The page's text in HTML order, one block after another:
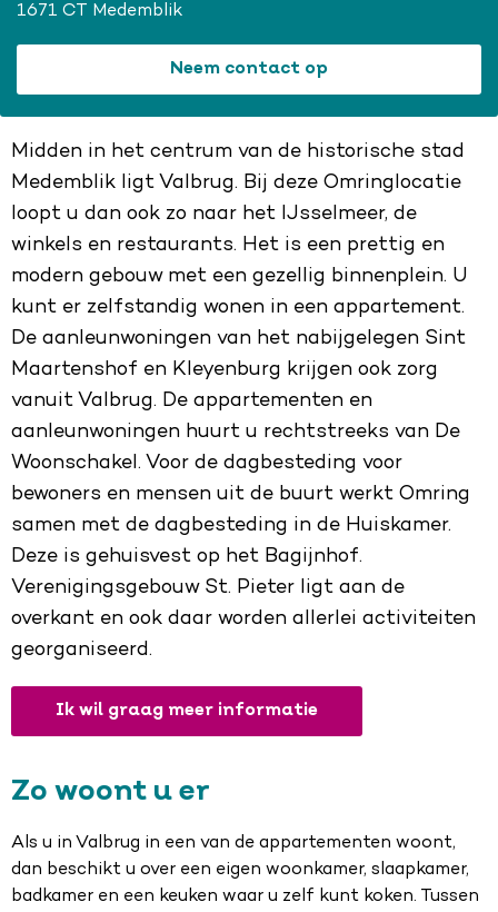
1671 CT Medemblik
Neem contact op
Midden in het centrum van de historische stad
Medemblik ligt Valbrug. Bij deze Omringlocatie
loopt u dan ook zo naar het IJsselmeer, de
winkels en restaurants. Het is een prettig en
modern gebouw met een gezellig binnenplein. U
kunt er zelfstandig wonen in een appartement.
De aanleunwoningen van het nabijgelegen Sint
Maartenshof en Kleyenburg krijgen ook zorg
vanuit Valbrug. De appartementen en
aanleunwoningen huurt u rechtstreeks van De
Woonschakel. Voor de dagbesteding voor
bewoners en mensen uit de buurt werkt Omring
samen met de dagbesteding in de Huiskamer.
Deze is gehuisvest op het Bagijnhof.
Verenigingsgebouw St. Pieter ligt aan de
overkant en ook daar worden allerlei activiteiten
georganiseerd.
Ik wil graag meer informatie
Zo woont u er
Als u in Valbrug in een van de appartementen woont,
dan beschikt u over een eigen woonkamer, slaapkamer,
badkamer en een keuken waar u zelf kunt koken. Tussen